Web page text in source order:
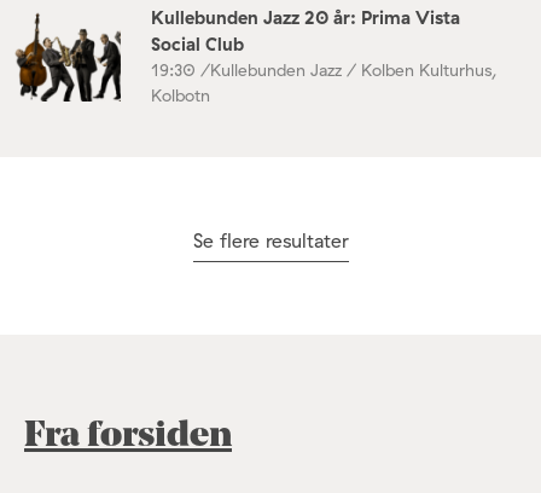
Kullebunden Jazz 20 år: Prima Vista
Social Club
19:30 /Kullebunden Jazz / Kolben Kulturhus,
Kolbotn
Se flere resultater
Fra forsiden